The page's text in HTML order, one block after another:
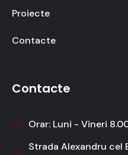
Proiecte
Contacte
Contacte
Orar: Luni - Vineri
Strada Alexandru cel